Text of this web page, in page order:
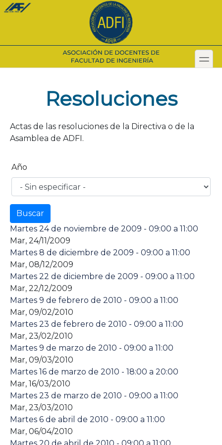
Pasar
toggle
Resoluciones
Actas de las resoluciones de la Directiva o de la
Asamblea de ADFI.
Año
Martes 24 de noviembre de 2009 - 09:00 a 11:00
Mar, 24/11/2009
Martes 8 de diciembre de 2009 - 09:00 a 11:00
Mar, 08/12/2009
Martes 22 de diciembre de 2009 - 09:00 a 11:00
Mar, 22/12/2009
Martes 9 de febrero de 2010 - 09:00 a 11:00
Mar, 09/02/2010
Martes 23 de febrero de 2010 - 09:00 a 11:00
Mar, 23/02/2010
Martes 9 de marzo de 2010 - 09:00 a 11:00
Mar, 09/03/2010
Martes 16 de marzo de 2010 - 18:00 a 20:00
Mar, 16/03/2010
Martes 23 de marzo de 2010 - 09:00 a 11:00
Mar, 23/03/2010
Martes 6 de abril de 2010 - 09:00 a 11:00
Mar, 06/04/2010